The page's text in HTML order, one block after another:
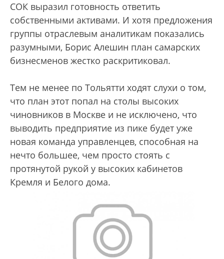
СОК выразил готовность ответить
собственными активами. И хотя предложения
группы отраслевым аналитикам показались
разумными, Борис Алешин план самарских
бизнесменов жестко раскритиковал.
Тем не менее по Тольятти ходят слухи о том,
что план этот попал на столы высоких
чиновников в Москве и не исключено, что
выводить предприятие из пике будет уже
новая команда управленцев, способная на
нечто большее, чем просто стоять с
протянутой рукой у высоких кабинетов
Кремля и Белого дома.